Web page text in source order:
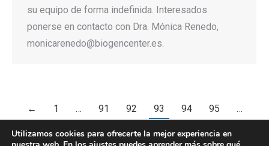
su equipo de forma indefinida. Interesados
ponerse en contacto con Dra. Mónica Renedo,
monicarenedo@biogencenter.es.
← 1 … 91 92 93 94 95
…
Utilizamos cookies para ofrecerte la mejor experiencia en